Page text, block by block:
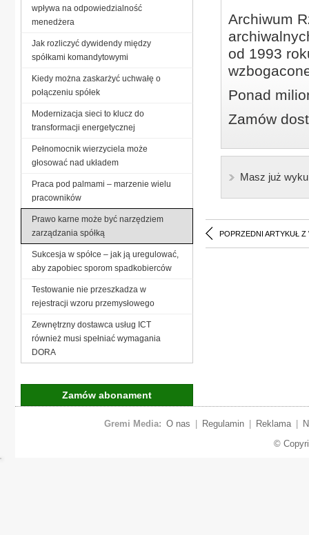
Archiwum
od 1993
Ponad
Zamów
Masz już
POPRZEDNI ARTYKUŁ Z
wpływa na odpowiedzialność
menedżera
Jak rozliczyć dywidendy między
spółkami komandytowymi
Kiedy można zaskarżyć uchwałę o
połączeniu spółek
Modernizacja sieci to klucz do
transformacji energetycznej
Pełnomocnik wierzyciela może
głosować nad układem
Praca pod palmami – marzenie wielu
pracowników
Prawo karne może być narzędziem
zarządzania spółką
Sukcesja w spółce – jak ją uregulować,
aby zapobiec sporom spadkobierców
Testowanie nie przeszkadza w
rejestracji wzoru przemysłowego
Zewnętrzny dostawca usług ICT
również musi spełniać wymagania
DORA
Zamów abonament
Gremi Media: O nas Regulamin Reklama
©